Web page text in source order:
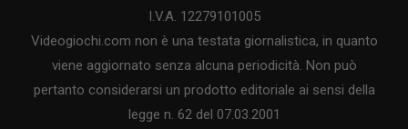
I.V.A. 12279101005
Videogiochi.com non è una testata giornalistica, in quanto
viene aggiornato senza alcuna periodicità. Non può
pertanto considerarsi un prodotto editoriale ai sensi della
legge n. 62 del 07.03.2001